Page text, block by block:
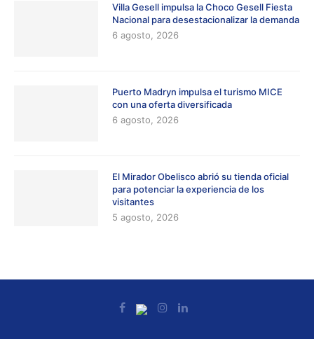
Villa Gesell impulsa la Choco Gesell Fiesta
Nacional para desestacionalizar la demanda
6 agosto, 2026
Puerto Madryn impulsa el turismo MICE
con una oferta diversificada
6 agosto, 2026
El Mirador Obelisco abrió su tienda oficial
para potenciar la experiencia de los
visitantes
5 agosto, 2026